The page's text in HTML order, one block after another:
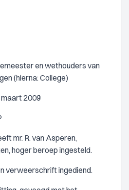
en wethouders van
(hierna: College)
2009
mr. R. van Asperen,
hoger beroep ingesteld.
verweerschrift ingediend.